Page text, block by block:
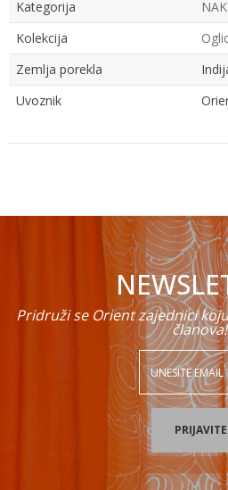
Kategorija
Kolekcija
Zemlja porekla
Uvoznik
Pridruži se Orient zajednici
članova!
PRIJAVITE